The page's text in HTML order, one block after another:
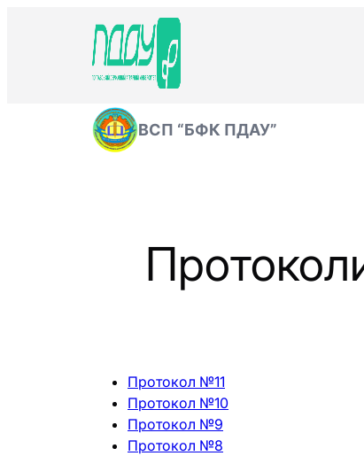
ВСП “БФК ПДАУ”
Протокол №11
Протокол №10
Протокол №9
Протокол №8